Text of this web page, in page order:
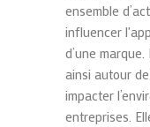
ensemble
influencer
d’une marque.
ainsi autour
impacter
entreprises.